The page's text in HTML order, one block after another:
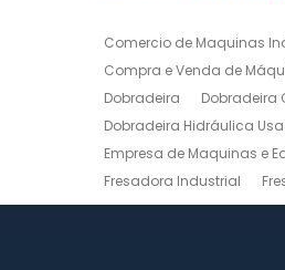
Comercio de Maquinas
Compra e Venda de
Dobradeira
Dobradeira
Dobradeira Hidráulica
Empresa de Maquinas e
Fresadora Industrial
Guilhotina Industrial